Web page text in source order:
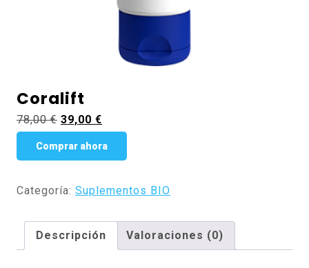
Coralift
78,00€ El
precio
original
78,00 €.
39,00 €
precio
actual
39,00 €.
Comprar ahora
Categoría: Suplementos BIO
Descripción Valoraciones (0)